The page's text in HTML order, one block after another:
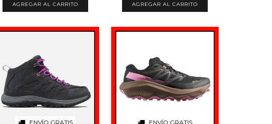
AGREGAR AL CARRITO AGREGAR AL CARRITO
ENVÍO GRATIS ENVÍO GRATIS